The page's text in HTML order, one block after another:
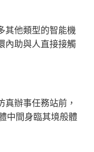
他類型的智能機
內助與人直接接觸
辦事任務站前，
中間身臨其境般體